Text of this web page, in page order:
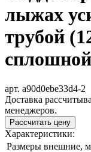
лыжах
трубой
арт. a90d0ebe33d4-2
Доставка
менеджеров.
Рассчитать цену
Характеристики:
Размеры внешние,